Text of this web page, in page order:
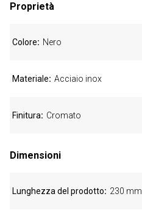
Proprietà
Colore Nero
Materiale Acciaio inox
Finitura Cromato
Dimensioni
Lunghezza del prodotto 230 mm